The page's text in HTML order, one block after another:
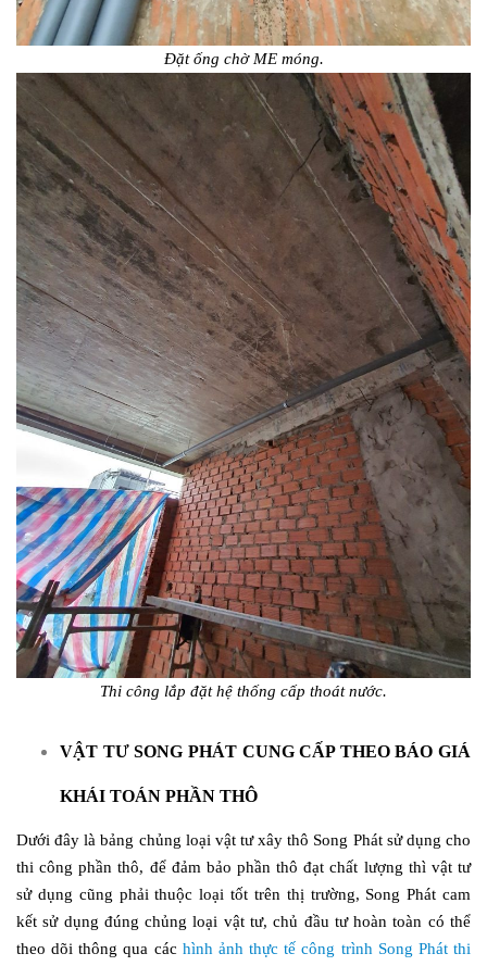
Đặt ống chờ ME móng.
Thi công lắp đặt hệ thống cấp thoát nước.
VẬT TƯ SONG PHÁT CUNG CẤP THEO BÁO GIÁ
KHÁI TOÁN PHẦN THÔ
Dưới đây là bảng chủng loại vật tư xây thô Song Phát sử dụng cho
thi công phần thô, để đảm bảo phần thô đạt chất lượng thì vật tư
sử dụng cũng phải thuộc loại tốt trên thị trường, Song Phát cam
kết sử dụng đúng chủng loại vật tư, chủ đầu tư hoàn toàn có thể
theo dõi thông qua các hình ảnh thực tế công trình Song Phát thi